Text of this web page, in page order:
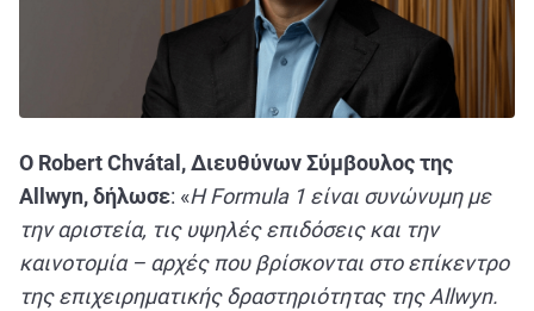
Ο Robert Chvátal,ΔιευθύνωνΣύμβουλοςτης
Allwyn,δήλωσε: «Η Formula 1 είναι συνώνυμη με
την αριστεία, τις υψηλές επιδόσεις και την
καινοτομία – αρχές που βρίσκονται στο επίκεντρο
της επιχειρηματικής δραστηριότητας της Allwyn.